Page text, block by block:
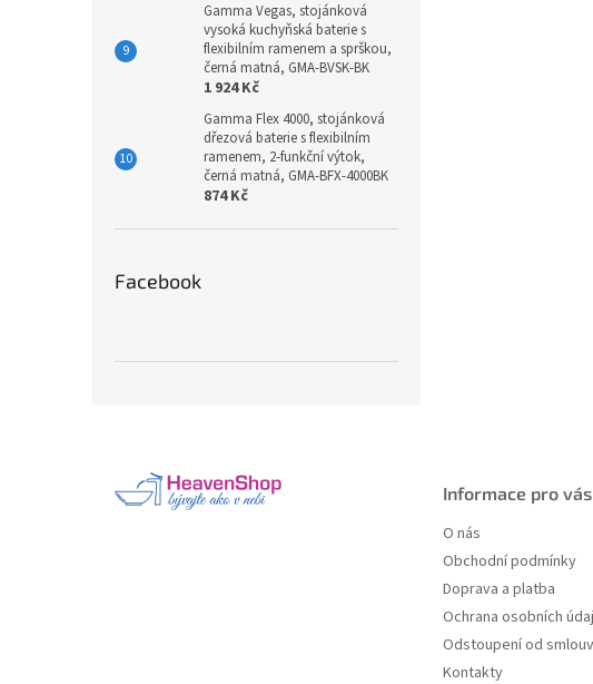
Gamma Vegas, stojánková
vysoká kuchyňská baterie s
flexibilním ramenem a sprškou,
černá matná, GMA-BVSK-BK
1 924 Kč
Gamma Flex 4000, stojánková
dřezová baterie s flexibilním
ramenem, 2-funkční výtok,
černá matná, GMA-BFX-4000BK
874 Kč
Facebook
Informace pro vás
O nás
Obchodní podmínky
Doprava a platba
Ochrana osobních
Odstoupení od
Kontakty